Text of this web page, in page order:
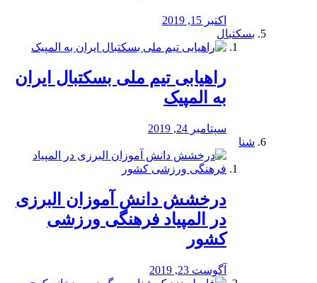
اکتبر 15, 2019
بسکتبال
راهیابی تیم ملی بسکتبال ایران
به المپیک
سپتامبر 24, 2019
شنا
درخشش دانش آموزان البرزی
در المپیاد فرهنگی ورزشی
کشور
آگوست 23, 2019